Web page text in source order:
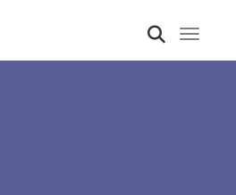
Toggle